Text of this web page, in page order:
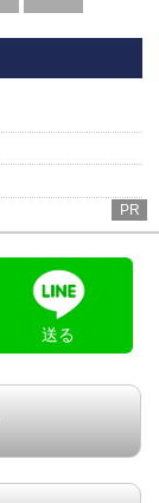
へ
PR
送る